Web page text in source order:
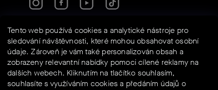
Tento web používá cookies a analytické nástroje pro
sledování návštěvnosti, které mohou obsahovat osobní
údaje. Zároveň je vám také personalizován obsah a
zobrazeny relevantní nabídky pomoci cílené reklamy na
dalších webech. Kliknutím na tlačítko souhlasím,
souhlasíte s využíváním cookies a předáním údajů o
RYCHLÉ KONTAKTY
info@assos-shop.cz
+420 605 234 525
Powered by
Shoptet